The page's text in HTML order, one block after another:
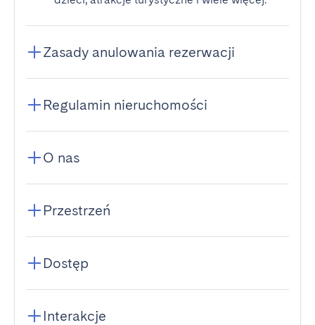
Zasady anulowania rezerwacji
Regulamin nieruchomości
O nas
Przestrzeń
Dostęp
Interakcje